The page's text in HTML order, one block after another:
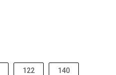
122 140